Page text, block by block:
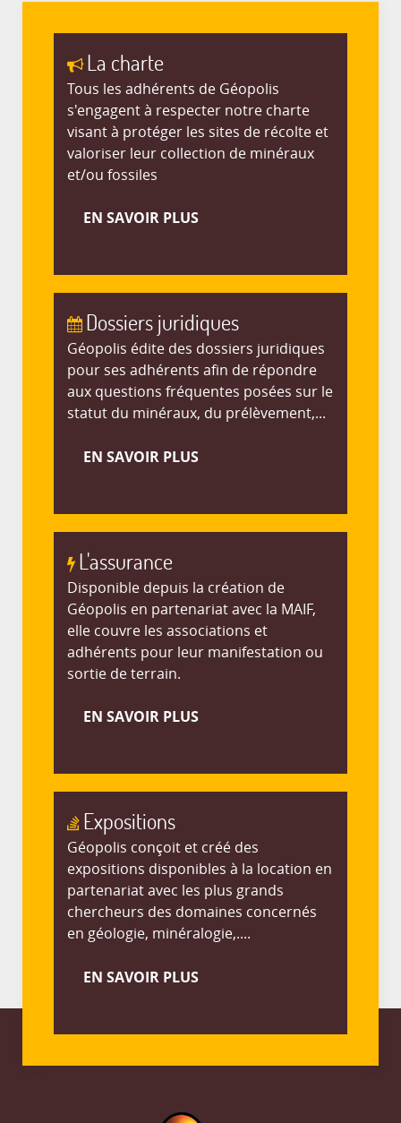
La charte
Tous les adhérents de Géopolis
s'engagent à respecter notre charte
visant à protéger les sites de récolte et
valoriser leur collection de minéraux
et/ou fossiles
EN SAVOIR PLUS
Dossiers juridiques
Géopolis édite des dossiers juridiques
pour ses adhérents afin de répondre
aux questions fréquentes posées sur le
statut du minéraux, du prélèvement,...
EN SAVOIR PLUS
L'assurance
Disponible depuis la création de
Géopolis en partenariat avec la MAIF,
elle couvre les associations et
adhérents pour leur manifestation ou
sortie de terrain.
EN SAVOIR PLUS
Expositions
Géopolis conçoit et créé des
expositions disponibles à la location en
partenariat avec les plus grands
chercheurs des domaines concernés
en géologie, minéralogie,....
EN SAVOIR PLUS